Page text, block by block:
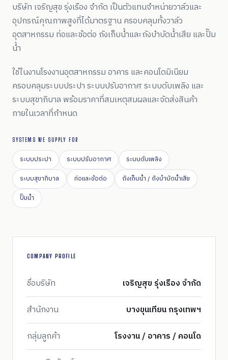
บริษัท เจริญสุข รุ่งเรือง จำกัด เป็นตัวแทนจำหน่ายวาล์วและ
อุปกรณ์คุณภาพสูงที่ได้มาตรฐาน ครอบคลุมทั้งวาล์ว
อุตสาหกรรม ท่อและข้อต่อ ถังเก็บน้ำและถังบำบัดน้ำเสีย และปั๊ม
น้ำ
ใช้ในงานโรงงานอุตสาหกรรม อาคาร และคอนโดมิเนียม
ครอบคลุมระบบประปา ระบบปรับอากาศ ระบบดับเพลิง และ
ระบบสุขาภิบาล พร้อมราคาที่สมเหตุสมผลและจัดส่งสินค้า
ภายในเวลาที่กำหนด
SYSTEMS WE SUPPLY FOR
ระบบประปา ระบบปรับอากาศ
ระบบดับเพลิง
ระบบสุขาภิบาล
ท่อและข้อต่อ
ถังเก็บน้ำ / ถังบำบัดน้ำเสีย
ปั๊มน้ำ
COMPANY PROFILE
ชื่อบริษัท
เจริญสุข รุ่งเรือง จำกัด
สำนักงาน
บางขุนเทียน กรุงเทพฯ
กลุ่มลูกค้า
โรงงาน / อาคาร / คอนโด